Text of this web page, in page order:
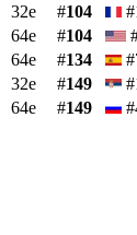
32e #104
64e #104
64e #134
32e #149
64e #149